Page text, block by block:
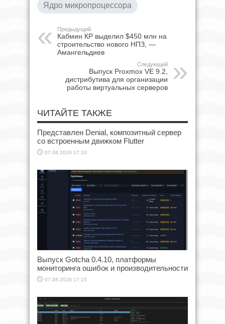
Ядро микропроцессора
Предыдущий
Кабмин КР выделил $450 млн на
строительство нового НПЗ, —
Амангельдиев
Следующий
Выпуск Proxmox VE 9.2,
дистрибутива для организации
работы виртуальных серверов
ЧИТАЙТЕ ТАКЖЕ
Представлен Denial, композитный сервер
со встроенным движком Flutter
07.08.2026 17:16
Выпуск Gotcha 0.4.10, платформы
мониторинга ошибок и производительности
07.08.2026 17:15